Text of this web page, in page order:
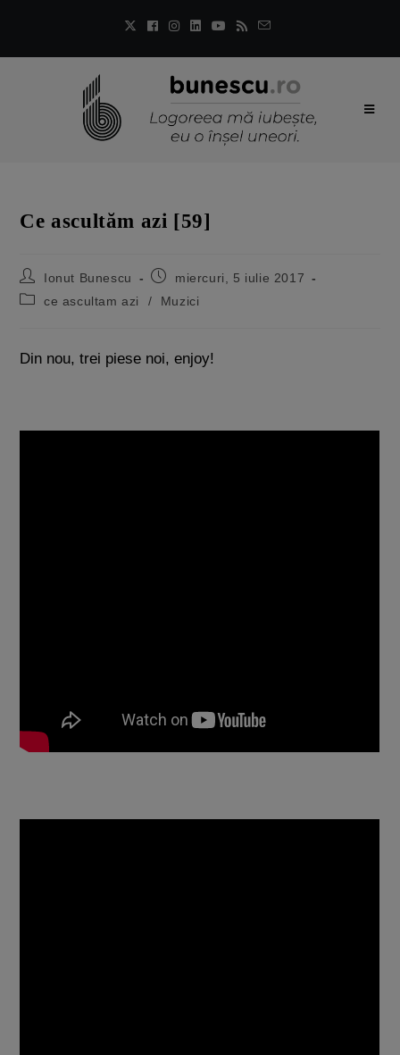
Ce ascultăm azi [59]
Ionut Bunescu
miercuri, 5 iulie 2017
ce ascultam azi
/ Muzici
Din nou, trei piese noi, enjoy!